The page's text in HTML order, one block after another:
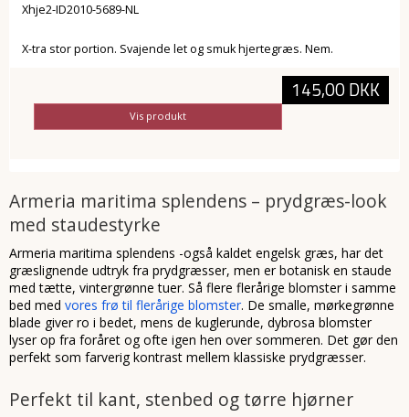
Xhje2-ID2010-5689-NL
X-tra stor portion. Svajende let og smuk hjertegræs. Nem.
145,00 DKK
Vis produkt
Armeria maritima splendens – prydgræs-look
med staudestyrke
Armeria maritima splendens -også kaldet engelsk græs, har det
græslignende udtryk fra prydgræsser, men er botanisk en staude
med tætte, vintergrønne tuer. Så flere flerårige blomster i samme
bed med vores frø til flerårige blomster. De smalle, mørkegrønne
blade giver ro i bedet, mens de kuglerunde, dybrosa blomster
lyser op fra foråret og ofte igen hen over sommeren. Det gør den
perfekt som farverig kontrast mellem klassiske prydgræsser.
Perfekt til kant, stenbed og tørre hjørner